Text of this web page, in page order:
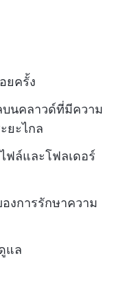
ยครั้ง
นคลาวด์ที่มีความ
ยะไกล
ฟล์และโฟลเดอร์
งการรักษาความ
แล